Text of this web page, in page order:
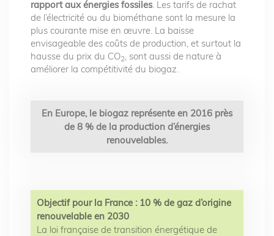
rapport aux énergies fossiles. Les tarifs de rachat
de l’électricité ou du biométhane sont la mesure la
plus courante mise en œuvre. La baisse
envisageable des coûts de production, et surtout la
hausse du prix du CO2, sont aussi de nature à
améliorer la compétitivité du biogaz.
En Europe, le biogaz représente en 2016 près
de 8 % de la production d’énergies
renouvelables.
Objectif pour la France : 10 % de gaz d’origine
renouvelable en 2030
La loi française de transition énergétique de